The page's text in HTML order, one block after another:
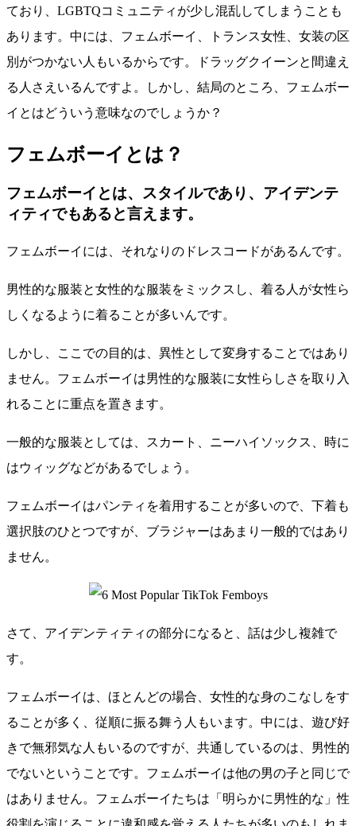
ており、LGBTQコミュニティが少し混乱してしまうことも
あります。中には、フェムボーイ、トランス女性、女装の区
別がつかない人もいるからです。ドラッグクイーンと間違え
る人さえいるんですよ。しかし、結局のところ、フェムボー
イとはどういう意味なのでしょうか？
フェムボーイとは？
フェムボーイとは、スタイルであり、アイデンテ
ィティでもあると言えます。
フェムボーイには、それなりのドレスコードがあるんです。
男性的な服装と女性的な服装をミックスし、着る人が女性ら
しくなるように着ることが多いんです。
しかし、ここでの目的は、異性として変身することではあり
ません。フェムボーイは男性的な服装に女性らしさを取り入
れることに重点を置きます。
一般的な服装としては、スカート、ニーハイソックス、時に
はウィッグなどがあるでしょう。
フェムボーイはパンティを着用することが多いので、下着も
選択肢のひとつですが、ブラジャーはあまり一般的ではあり
ません。
さて、アイデンティティの部分になると、話は少し複雑で
す。
フェムボーイは、ほとんどの場合、女性的な身のこなしをす
ることが多く、従順に振る舞う人もいます。中には、遊び好
きで無邪気な人もいるのですが、共通しているのは、男性的
でないということです。フェムボーイは他の男の子と同じで
はありません。フェムボーイたちは「明らかに男性的な」性